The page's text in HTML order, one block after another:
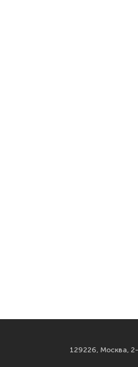
129226, Москва,